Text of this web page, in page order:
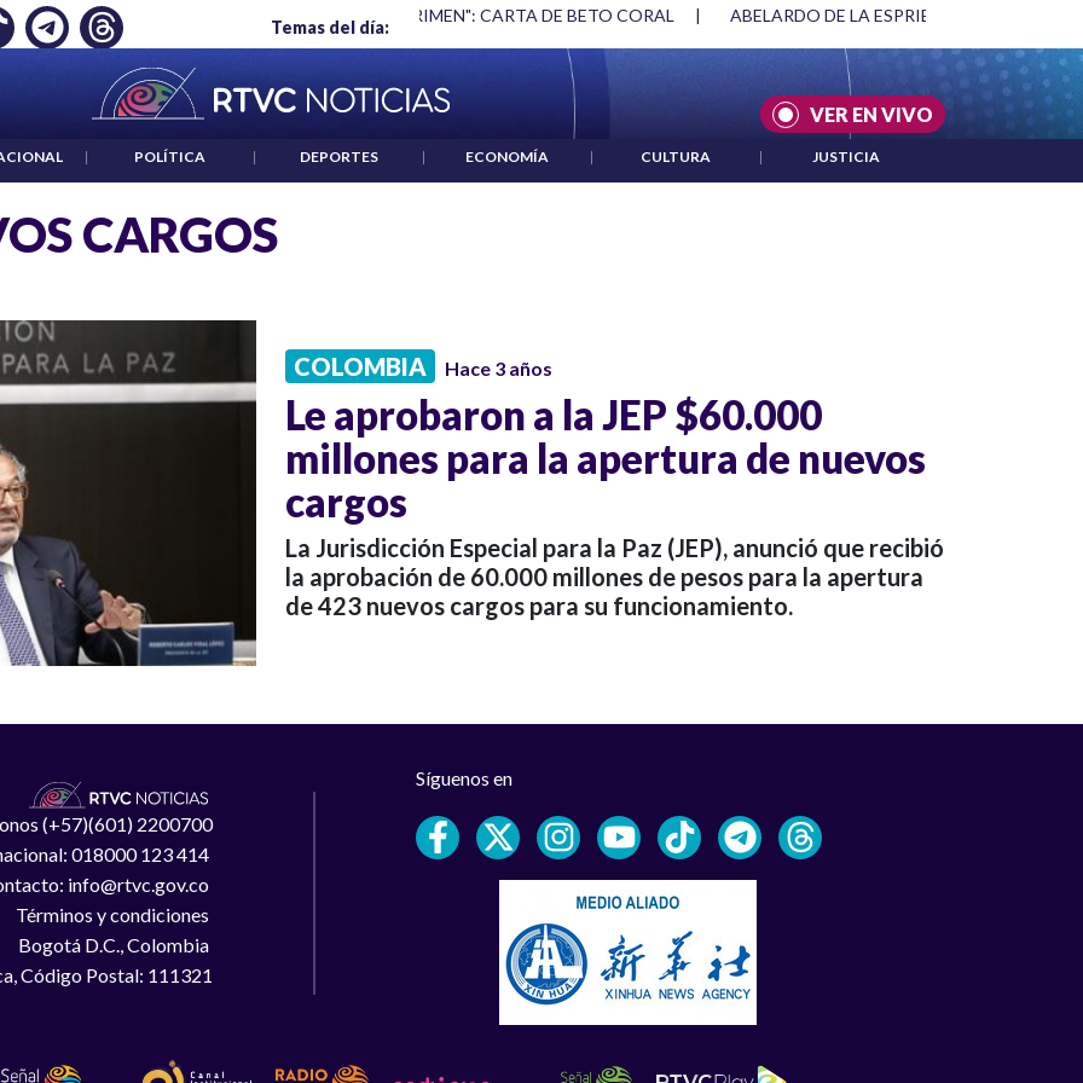
Temas del día:
UN CRIMEN": CARTA DE BETO CORAL ABELARDO DE LA ESPRIELLA Y DMG | ACUERDOS ENTRE ESTADOS UNIDOS E
VER EN VIVO
| POLÍTICA | DEPORTES | ECONOMÍA | CULTURA | JUSTICIA
CARGOS
COLOMBIA Hace 3 años
Le aprobaron a la JEP $60.000
millones para la apertura de nuevos
cargos
La Jurisdicción Especial para la Paz (JEP), anunció que recibió
la aprobación de 60.000 millones de pesos para la apertura
de 423 nuevos cargos para su funcionamiento.
(+57)(601) 2200700
018000 123 414
info@rtvc.gov.co
Términos y condiciones
Bogotá D.C., Colombia
Código Postal: 111321
Síguenos en